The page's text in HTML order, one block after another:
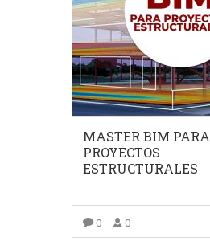
MASTER BIM PARA
PROYECTOS
ESTRUCTURALES
0 0